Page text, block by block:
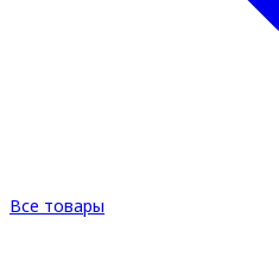
Все товары